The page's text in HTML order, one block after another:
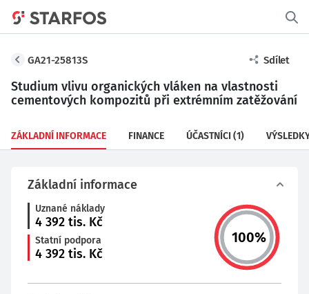
GA21-25813S Sdílet
Studium vlivu organických vláken na vlastnosti
cementových kompozitů při extrémním zatěžování
ZÁKLADNÍ INFORMACE FINANCE ÚČASTNÍCI (1)
Základní informace
Uznané náklady
4 392 tis. Kč
Statní podpora
4 392 tis. Kč
100%